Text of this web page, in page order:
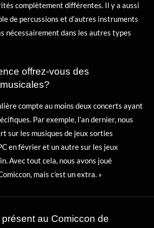
complètement différentes. Il y a aussi
de percussions et d’autres instruments
nécessairement dans les autres types
offrez-vous des
compte au moins deux concerts ayant
Par exemple, l’an dernier, nous
sur les musiques de jeux sorties
en février et un autre sur les jeux
Avec tout cela, nous avons joué
mais c’est un extra. »
au Comiccon de